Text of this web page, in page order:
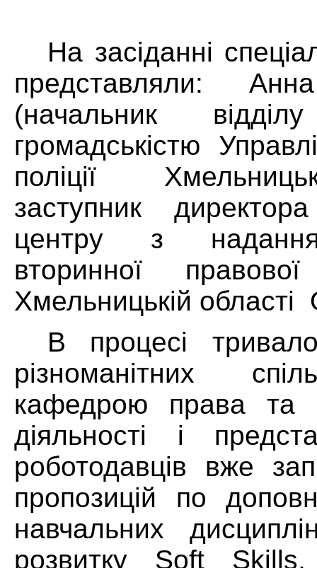
На засіданні
представляли:
(начальник
громадськістю
поліції
заступник
центру з надання
вторинної
Хмельницькій
В процесі
різноманітних
кафедрою права та
діяльності і
роботодавців вже
пропозицій по
навчальних
розвитку Soft Skills,